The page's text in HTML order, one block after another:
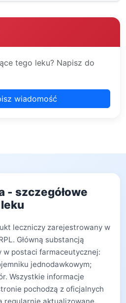
tego leku? Napisz do
wiadomość
- szczegółowe
leczniczy zarejestrowany w
Główną substancją
w postaci farmaceutycznej:
jednodawkowym;
Wszystkie informacje
pochodzą z oficjalnych